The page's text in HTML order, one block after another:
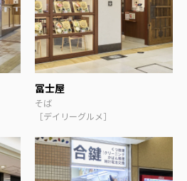
冨士屋
そば
［デイリーグルメ］